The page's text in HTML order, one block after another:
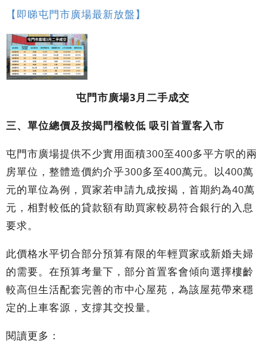
【即睇屯門市廣場最新放盤】
屯門市廣場3月二手成交
三、單位總價及按揭門檻較低 吸引首置客入市
屯門市廣場提供不少實用面積300至400多平方呎的兩
房單位，整體造價約介乎300多至400萬元。以400萬
元的單位為例，買家若申請九成按揭，首期約為40萬
元，相對較低的貸款額有助買家較易符合銀行的入息
要求。
此價格水平切合部分預算有限的年輕買家或新婚夫婦
的需要。在預算考量下，部分首置客會傾向選擇樓齡
較高但生活配套完善的市中心屋苑，為該屋苑帶來穩
定的上車客源，支撐其交投量。
閱讀更多：